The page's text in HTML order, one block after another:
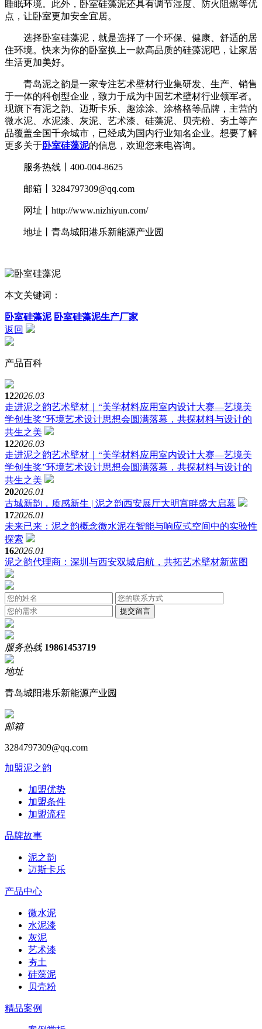
睡眠环境。此外，卧室硅藻泥还具有调节湿度、防火阻燃等优
点，让卧室更加安全宜居。
选择卧室硅藻泥，就是选择了一个环保、健康、舒适的居
住环境。快来为你的卧室换上一款高品质的硅藻泥吧，让家居
生活更加美好。
青岛泥之韵是一家专注艺术壁材行业集研发、生产、销售
于一体的科创型企业，致力于成为中国艺术壁材行业领军者。
现旗下有泥之韵、迈斯卡乐、趣涂涂、涂格格等品牌，主营的
微水泥、水泥漆、灰泥、艺术漆、硅藻泥、贝壳粉、夯土等产
品覆盖全国千余城市，已经成为国内行业知名企业。想要了解
更多关于卧室硅藻泥的信息，欢迎您来电咨询。
服务热线丨400-004-8625
邮箱丨3284797309@qq.com
网址丨http://www.nizhiyun.com/
地址丨青岛城阳港乐新能源产业园
本文关键词：
卧室硅藻泥 卧室硅藻泥生产厂家
返回
产品百科
122026.03
走进泥之韵艺术壁材｜“美学材料应用室内设计大赛—艺境美
学创生奖”环境艺术设计思想会圆满落幕，共探材料与设计的
共生之美
122026.03
走进泥之韵艺术壁材｜“美学材料应用室内设计大赛—艺境美
学创生奖”环境艺术设计思想会圆满落幕，共探材料与设计的
共生之美
202026.01
古城新韵，质感新生 | 泥之韵西安展厅大明宫畔盛大启幕
172026.01
未来已来：泥之韵概念微水泥在智能与响应式空间中的实验性
探索
162026.01
泥之韵代理商：深圳与西安双城启航，共拓艺术壁材新蓝图
服务热线 19861453719
地址
青岛城阳港乐新能源产业园
邮箱
3284797309@qq.com
加盟泥之韵
加盟优势
加盟条件
加盟流程
品牌故事
泥之韵
迈斯卡乐
产品中心
微水泥
水泥漆
灰泥
艺术漆
夯土
硅藻泥
贝壳粉
精品案例